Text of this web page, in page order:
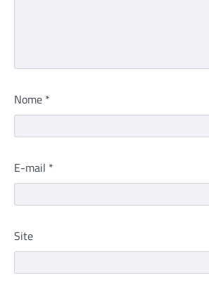
Nome *
E-mail *
Site